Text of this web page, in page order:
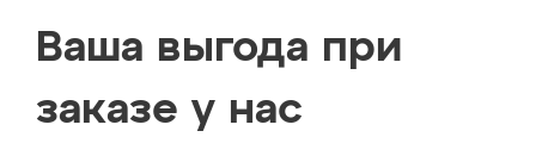
Ваша выгода при
заказе у нас